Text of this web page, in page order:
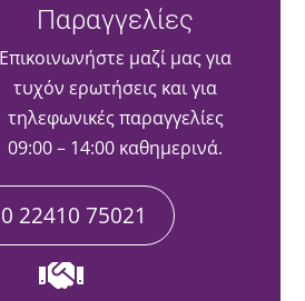
Παραγγελίες
Επικοινωνήστε μαζί μας για
τυχόν ερωτήσεις και για
τηλεφωνικές παραγγελίες
09:00 – 14:00 καθημερινά.
22410 75021